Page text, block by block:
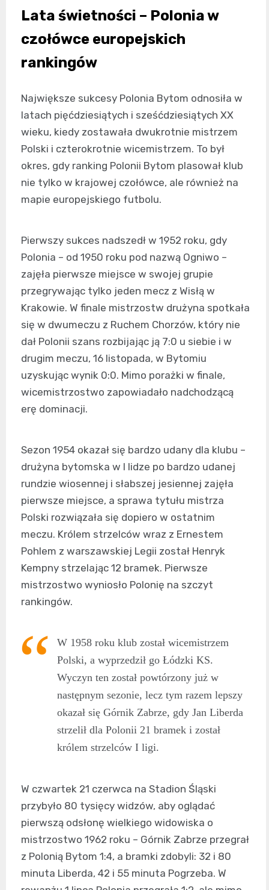
Lata świetności – Polonia w
czołówce europejskich
rankingów
Największe sukcesy Polonia Bytom odnosiła w
latach pięćdziesiątych i sześćdziesiątych XX
wieku, kiedy zostawała dwukrotnie mistrzem
Polski i czterokrotnie wicemistrzem. To był
okres, gdy ranking Polonii Bytom plasował klub
nie tylko w krajowej czołówce, ale również na
mapie europejskiego futbolu.
Pierwszy sukces nadszedł w 1952 roku, gdy
Polonia – od 1950 roku pod nazwą Ogniwo –
zajęła pierwsze miejsce w swojej grupie
przegrywając tylko jeden mecz z Wisłą w
Krakowie. W finale mistrzostw drużyna spotkała
się w dwumeczu z Ruchem Chorzów, który nie
dał Polonii szans rozbijając ją 7:0 u siebie i w
drugim meczu, 16 listopada, w Bytomiu
uzyskując wynik 0:0. Mimo porażki w finale,
wicemistrzostwo zapowiadało nadchodzącą
erę dominacji.
Sezon 1954 okazał się bardzo udany dla klubu –
drużyna bytomska w I lidze po bardzo udanej
rundzie wiosennej i słabszej jesiennej zajęła
pierwsze miejsce, a sprawa tytułu mistrza
Polski rozwiązała się dopiero w ostatnim
meczu. Królem strzelców wraz z Ernestem
Pohlem z warszawskiej Legii został Henryk
Kempny strzelając 12 bramek. Pierwsze
mistrzostwo wyniosło Polonię na szczyt
rankingów.
W 1958 roku klub został wicemistrzem
Polski, a wyprzedził go Łódzki KS.
Wyczyn ten został powtórzony już w
następnym sezonie, lecz tym razem lepszy
okazał się Górnik Zabrze, gdy Jan Liberda
strzelił dla Polonii 21 bramek i został
królem strzelców I ligi.
W czwartek 21 czerwca na Stadion Śląski
przybyło 80 tysięcy widzów, aby oglądać
pierwszą odsłonę wielkiego widowiska o
mistrzostwo 1962 roku – Górnik Zabrze przegrał
z Polonią Bytom 1:4, a bramki zdobyli: 32 i 80
minuta Liberda, 42 i 55 minuta Pogrzeba. W